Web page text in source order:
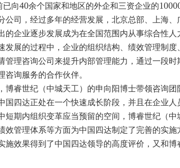
已向40余个国家和地区的外企和三资企业的
公司，经过多年的经营发展，北京总部、上海
的企业逐步发展成为在全国范围内从事综合性人
发展的过程中，企业的组织结构、绩效管理制
管理咨询公司来提升内部管理能力，通过一段
咨询服务的合作伙伴。
博睿世纪（中城天工）的申向阳博士带领咨询
国四达正处在一个快速成长阶段，并且在企业
短期内组织变革应当预留的空间，博睿世纪（
效管理体系等方面为中国四达制定了完善的实
施效果得到了中国四达领导的高度评价，又和